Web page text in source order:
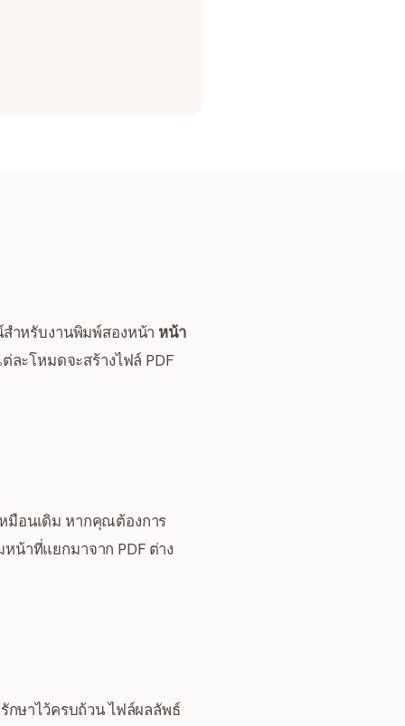
ำหรับงานพิมพ์สองหน้า หน้า
ละโหมดจะสร้างไฟล์ PDF
มือนเดิม หากคุณต้องการ
หน้าที่แยกมาจาก PDF ต่าง
ษาไว้ครบถ้วน ไฟล์ผลลัพธ์